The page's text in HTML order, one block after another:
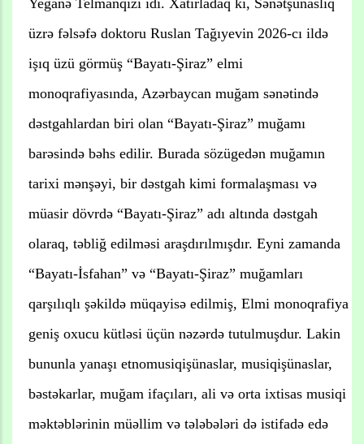
üzrə fəlsəfə doktoru Ruslan Tağıyevin 2026-cı ildə
işıq üzü görmüş “Bayatı-Şiraz” elmi
monoqrafiyasında, Azərbaycan muğam sənətində
dəstgahlardan biri olan “Bayatı-Şiraz” muğamı
barəsində bəhs edilir. Burada sözügedən muğamın
tarixi mənşəyi, bir dəstgah kimi formalaşması və
müasir dövrdə “Bayatı-Şiraz” adı altında dəstgah
olaraq, təbliğ edilməsi araşdırılmışdır. Eyni zamanda
“Bayatı-İsfahan” və “Bayatı-Şiraz” muğamları
qarşılıqlı şəkildə müqayisə edilmiş, Elmi monoqrafiya
geniş oxucu kütləsi üçün nəzərdə tutulmuşdur. Lakin
bununla yanaşı etnomusiqişünaslar, musiqişünaslar,
bəstəkarlar, muğam ifaçıları, ali və orta ixtisas musiqi
məktəblərinin müəllim və tələbələri də istifadə edə